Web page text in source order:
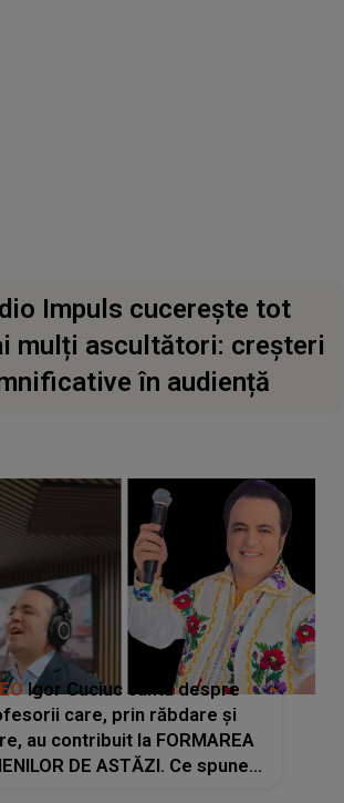
Impuls cucerește tot
mulți ascultători: creșteri
în audiență
Igor Cuciuc cântă despre
care, prin răbdare și
au contribuit la FORMAREA
DE ASTĂZI. Ce spune